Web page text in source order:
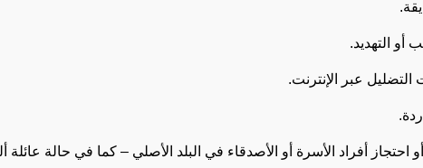
أو التهديد.
التضليل عبر الإنترنت.
احتجاز أفراد الأسرة أو الأصدقاء في البلد الأصلي – كما في حالة عائلة